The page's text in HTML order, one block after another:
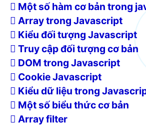
Một số hàm cơ bản trong
Array trong Javascript
Kiểu đối tượng Javascript
Truy cập đối tượng cơ bản
DOM trong Javascript
Cookie Javascript
Kiểu dữ liệu trong
Một số biểu thức cơ bản
Array filter